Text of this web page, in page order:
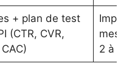
+ plan de test
(CTR, CVR,
Impact
2 à 4